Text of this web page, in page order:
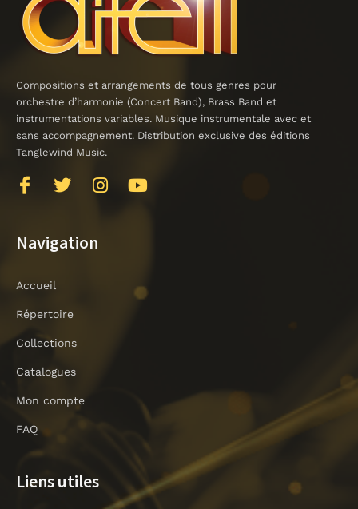
Compositions et arrangements de tous genres pour
orchestre d’harmonie (Concert Band), Brass Band et
instrumentations variables. Musique instrumentale avec et
sans accompagnement. Distribution exclusive des éditions
Tanglewind Music.
J
-
f
c
e
b
o
k
-
i
g
t
T
t
t
I
Y
e
Navigation
Accueil
Répertoire
Collections
Catalogues
Mon compte
FAQ
Liens utiles